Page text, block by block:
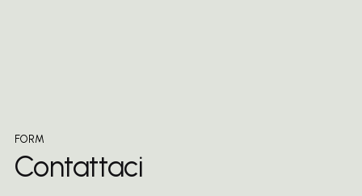
FORM
Contattaci